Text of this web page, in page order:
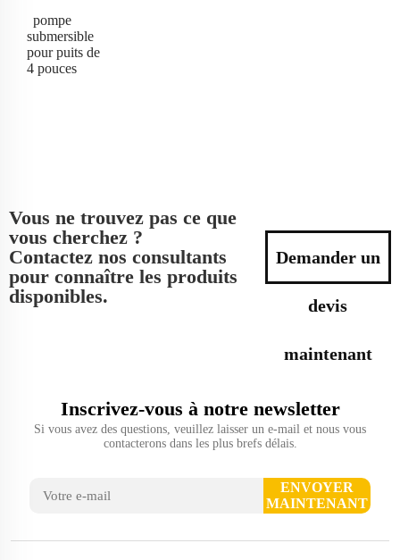
pompe
submersible
pour puits de
4 pouces
Vous ne trouvez pas ce que
vous cherchez ?
Contactez nos consultants
pour connaître les produits
disponibles.
Demander un
devis
maintenant
Inscrivez-vous à notre newsletter
Si vous avez des questions, veuillez laisser un e-mail et nous vous
contacterons dans les plus brefs délais.
ENVOYER
MAINTENANT